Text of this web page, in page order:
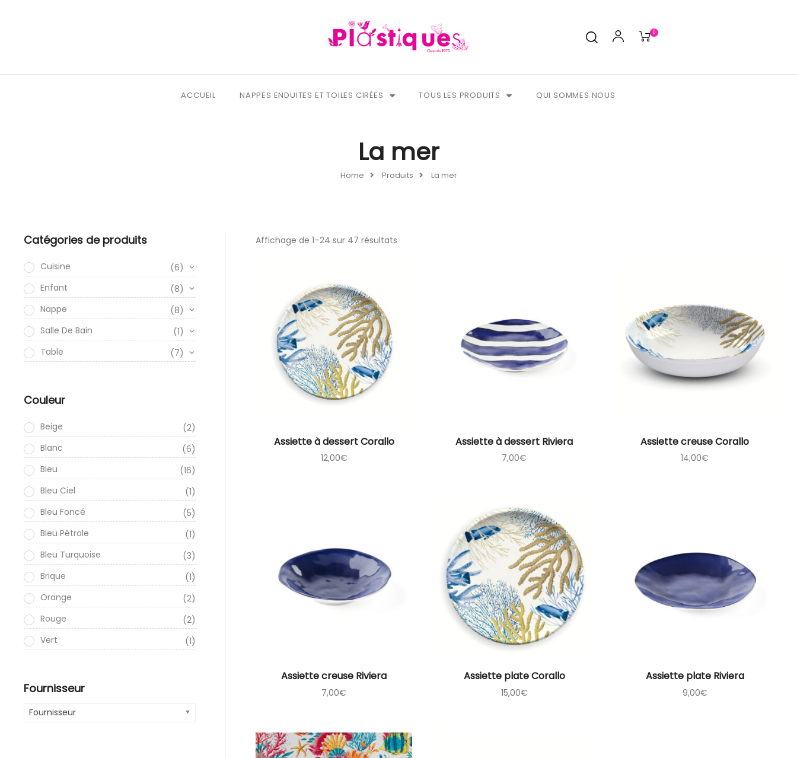
0
ACCUEIL NAPPES ENDUITES ET TOILES CIRÉES TOUS LES PRODUITS QUI SOMMES NOUS
Home Produits La mer
La mer
Affichage de 1–24 sur 47 résultats
Assiette à dessert Corallo
12,00€
Assiette à dessert Riviera
7,00€
Assiette creuse Corallo
14,00€
Assiette creuse Riviera
7,00€
Assiette plate Corallo
15,00€
Assiette plate Riviera
9,00€
Catégories de produits
Cuisine
(6)
Enfant
(8)
Nappe
(8)
Salle De Bain
(1)
Table
(7)
Couleur
Beige
(2)
Blanc
(6)
Bleu
(16)
Bleu Ciel
(1)
Bleu Foncé
(5)
Bleu Pétrole
(1)
Bleu Turquoise
(3)
Brique
(1)
Orange
(2)
Rouge
(2)
Vert
(1)
Fournisseur
Fournisseur